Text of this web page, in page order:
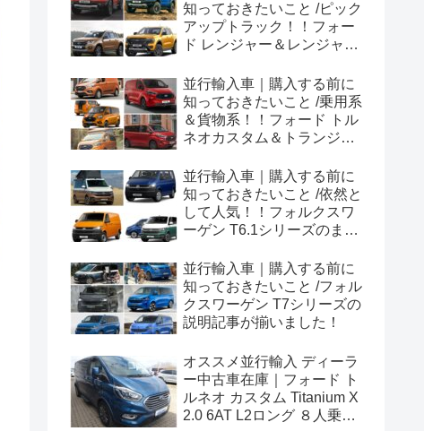
知っておきたいこと /ピック
アップトラック！！フォー
ド レンジャー＆レンジャー
め！
並行輸入車｜購入する前に
知っておきたいこと /乗用系
＆貨物系！！フォード トル
ネオカスタム＆トランジッ
め！
並行輸入車｜購入する前に
知っておきたいこと /依然と
して人気！！フォルクスワ
ーゲン T6.1シリーズのまと
並行輸入車｜購入する前に
知っておきたいこと /フォル
クスワーゲン T7シリーズの
説明記事が揃いました！
オススメ並行輸入 ディーラ
ー中古車在庫｜フォード ト
ルネオ カスタム Titanium X
2.0 6AT L2ロング ８人乗り